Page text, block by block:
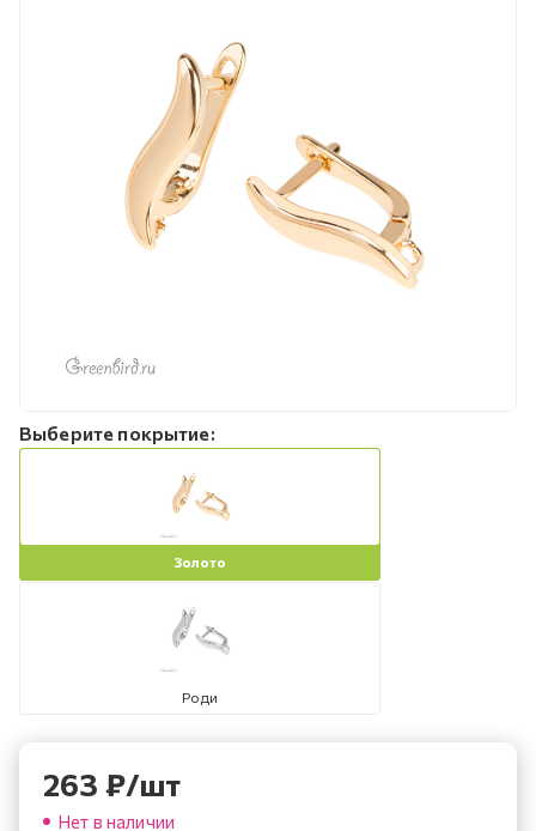
Выберите покрытие:
Золото
Роди
263 ₽/шт
Нет в наличии